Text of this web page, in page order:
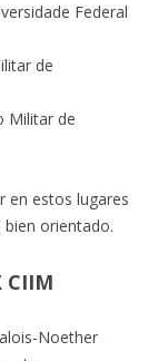
Federal
de
Militar de
en estos lugares
orientado.
CIIM
Noether